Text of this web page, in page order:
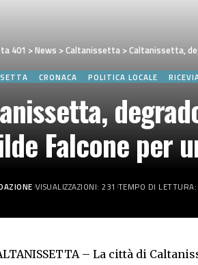
401 >News >Caltanissetta >Caltanissetta,
CRONACA POLITICA LOCALE
Falcone per
VISUALIZZAZIONI: 231 TEMPO DI
– La città di